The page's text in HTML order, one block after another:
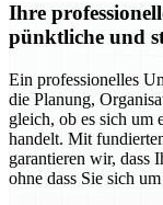
Ihre
pünktliche und
Ein professionelles
die Planung,
gleich, ob es sich um
handelt. Mit
garantieren wir, dass
ohne dass Sie sich